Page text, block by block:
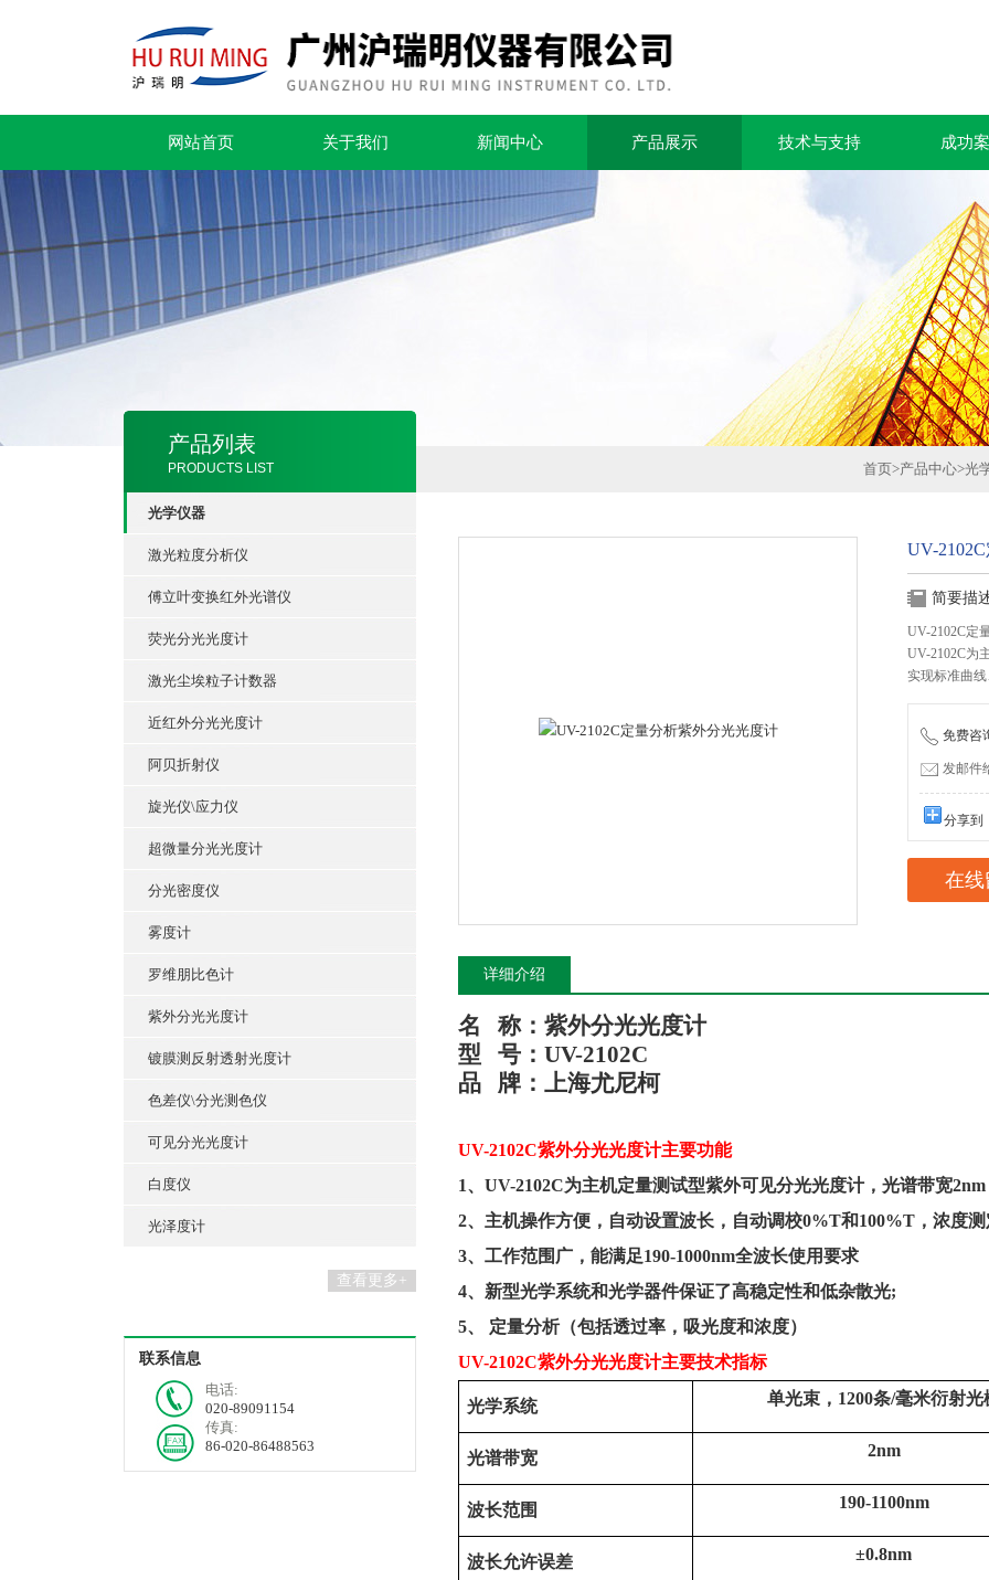
网站首页 关于我们 新闻中心 产品展示 技术与支持 成功
产品列表
PRODUCTS LIST
光学仪器
激光粒度分析仪
傅立叶变换红外光谱仪
荧光分光光度计
激光尘埃粒子计数器
近红外分光光度计
阿贝折射仪
旋光仪\应力仪
超微量分光光度计
分光密度仪
雾度计
罗维朋比色计
紫外分光光度计
镀膜测反射透射光度计
色差仪\分光测色仪
可见分光光度计
白度仪
光泽度计
查看更多+
联系信息
电话:
020-89091154
传真:
86-020-86488563
首页>产品中心>光
UV-
简要描
UV-2102C定
UV-2102C为
实现标准曲
免费咨
发邮件
分享到
在线
详细介绍
名 称： 紫外分光光度计
型
号： UV-2102C
品
牌： 上海尤尼柯
UV-2102C紫外分光光度计主要功能
1、 UV-2102C为主机定量测试型紫外可见分光光度计，光谱带宽
2、 主机操作方便，自动设置波长，自动调校0%T和100%T，浓度
3、 工作范围广，能满足190-1000nm全波长使用要求
4、 新型光学系统和光学器件保证了高稳定性和低杂散光;
5、
定量分析（包括透过率，吸光度和浓度）
UV-2102C紫外分光光度计主要技术指标
光学系统 单光束， 1200条/毫米衍射光
光谱带宽 2nm
波长范围 190-1100nm
波长允许误差 ±0.8nm